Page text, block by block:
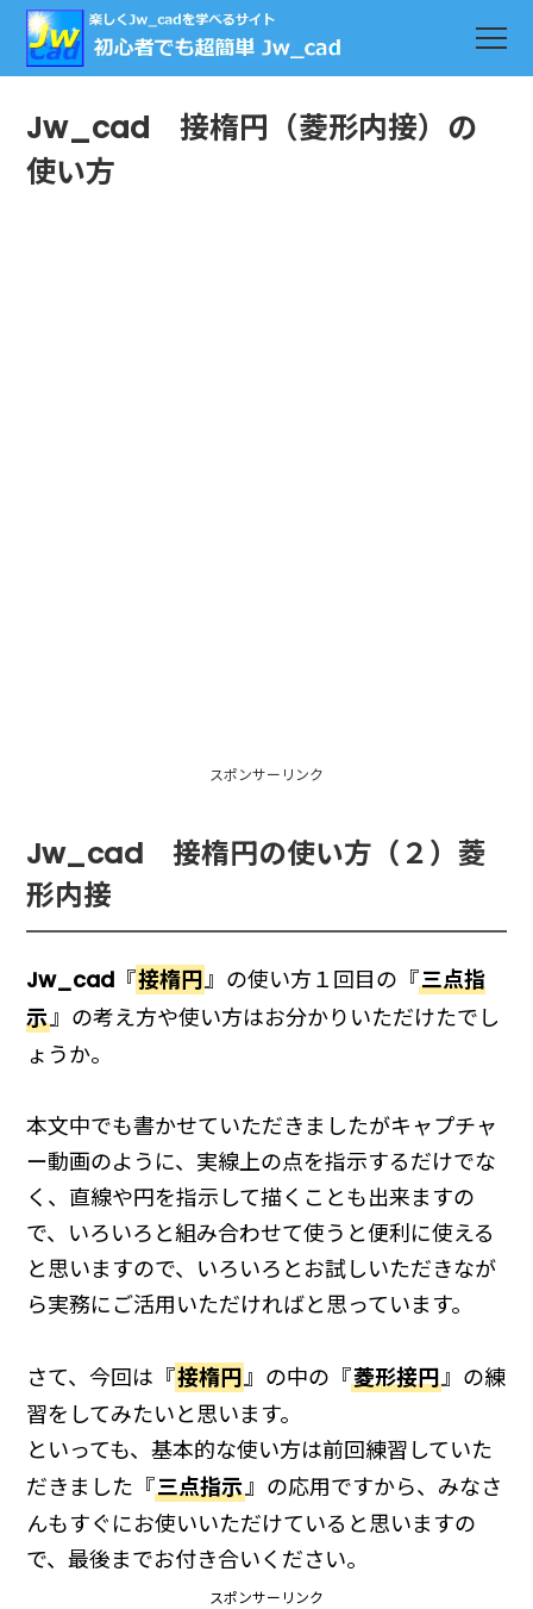
Jw_cad 接楕円（菱形内接）の
使い方
スポンサーリンク
Jw_cad 接楕円の使い方（２）菱
形内接
Jw_cad 『接楕円』の使い方１回目の『三点指
示』の考え方や使い方はお分かりいただけたでし
ょうか。
本文中でも書かせていただきましたがキャプチャ
ー動画のように、実線上の点を指示するだけでな
く、直線や円を指示して描くことも出来ますの
で、いろいろと組み合わせて使うと便利に使える
と思いますので、いろいろとお試しいただきなが
ら実務にご活用いただければと思っています。
さて、今回は『接楕円』の中の『菱形接円』の練
習をしてみたいと思います。
といっても、基本的な使い方は前回練習していた
だきました『三点指示』の応用ですから、みなさ
んもすぐにお使いいただけていると思いますの
で、最後までお付き合いください。
スポンサーリンク